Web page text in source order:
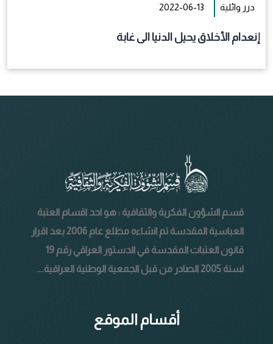
درر وائلية 2022-06-13
إنعدام الأخلاق يحيل الدنيا الى غابة
قسم الشؤون الفكرية والثقافية : هو احد اقسام العتبة
العباسية المقدسة تم انشاءه مطلع عام 2006 بعد اقرار
قانون العتبات المقدسة في الدستور العراقي رقم 19
لسنة 2005 الصادر من قبل الجمعية الوطنية العراقية....
أقسام الموقع